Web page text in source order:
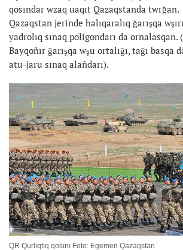
qosındar wzaq uaqıt Qazaqstanda twrğan.
Qazaqstan jerinde halıqaralıq ğarışqa
yadrolıq sınaq poligondarı da ornalasqan.
Bayqoñır ğarışqa wşu ortalığı, tağı basqa
atu-jaru sınaq alañdarı).
QR Qurlıqtıq qosını Foto: Egemen Qazaqstan